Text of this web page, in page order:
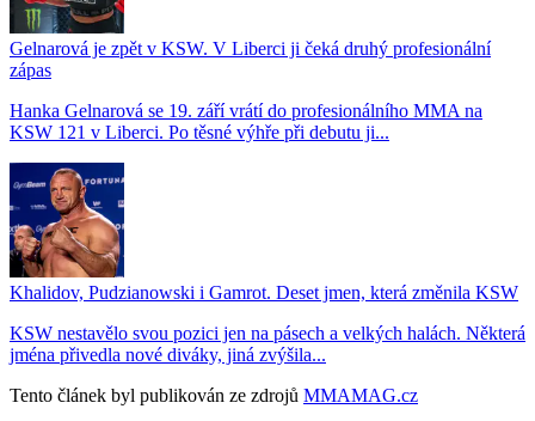
Gelnarová je zpět v KSW. V Liberci ji čeká druhý profesionální
zápas
Hanka Gelnarová se 19. září vrátí do profesionálního MMA na
KSW 121 v Liberci. Po těsné výhře při debutu ji...
Khalidov, Pudzianowski i Gamrot. Deset jmen, která změnila KSW
KSW nestavělo svou pozici jen na pásech a velkých halách. Některá
jména přivedla nové diváky, jiná zvýšila...
Tento článek byl publikován ze zdrojů MMAMAG.cz